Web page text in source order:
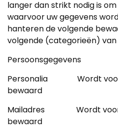
langer dan strikt nodig is
waarvoor uw gegevens
hanteren de volgende
volgende (categorieën)
Persoonsgegevens
Personalia Wordt voor
bewaard
Mailadres Wordt voor
bewaard